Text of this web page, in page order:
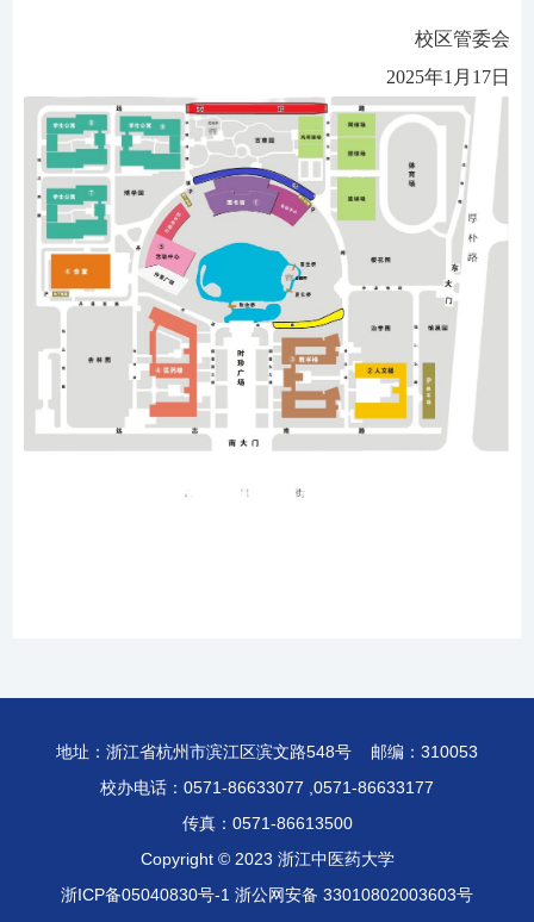
校区管委会
2025年1月17日
地址：浙江省杭州市滨江区滨文路548号 邮编：310053
校办电话：0571-86633077 ,0571-86633177
传真：0571-86613500
Copyright © 2023 浙江中医药大学
浙ICP备05040830号-1 浙公网安备 33010802003603号